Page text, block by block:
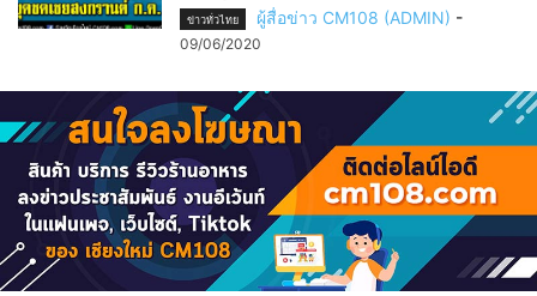
ข่าวทั่วไทย ผู้สื่อข่าว CM108 (ADMIN) -
09/06/2020